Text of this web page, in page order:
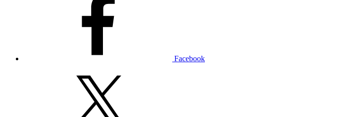
Facebook